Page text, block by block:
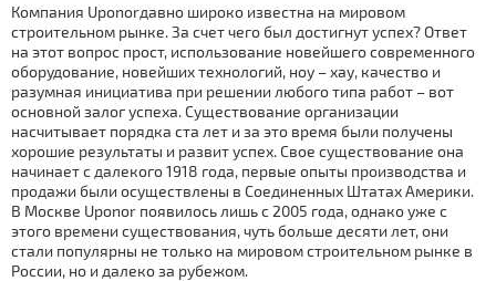
Компания Uponorдавно широко известна на мировом
строительном рынке. За счет чего был достигнут успех? Ответ
на этот вопрос прост, использование новейшего современного
оборудование, новейших технологий, ноу – хау, качество и
разумная инициатива при решении любого типа работ – вот
основной залог успеха. Существование организации
насчитывает порядка ста лет и за это время были получены
хорошие результаты и развит успех. Свое существование она
начинает с далекого 1918 года, первые опыты производства и
продажи были осуществлены в Соединенных Штатах Америки.
В Москве Uponor появилось лишь с 2005 года, однако уже с
этого времени существования, чуть больше десяти лет, они
стали популярны не только на мировом строительном рынке в
России, но и далеко за рубежом.